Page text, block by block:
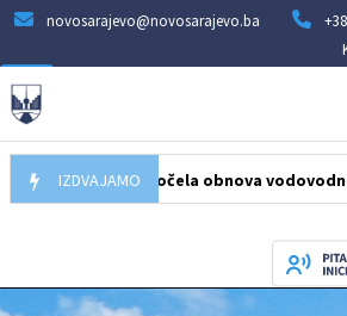
novosarajevo@novosarajevo.ba
IZDVAJAMO
05.08.2026 Počela obnova vodovodne i